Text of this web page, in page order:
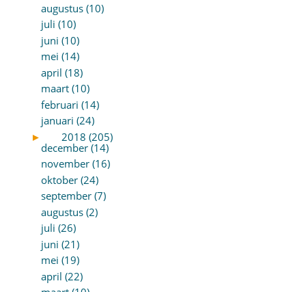
augustus (10)
juli (10)
juni (10)
mei (14)
april (18)
maart (10)
februari (14)
januari (24)
►
2018 (205)
december (14)
november (16)
oktober (24)
september (7)
augustus (2)
juli (26)
juni (21)
mei (19)
april (22)